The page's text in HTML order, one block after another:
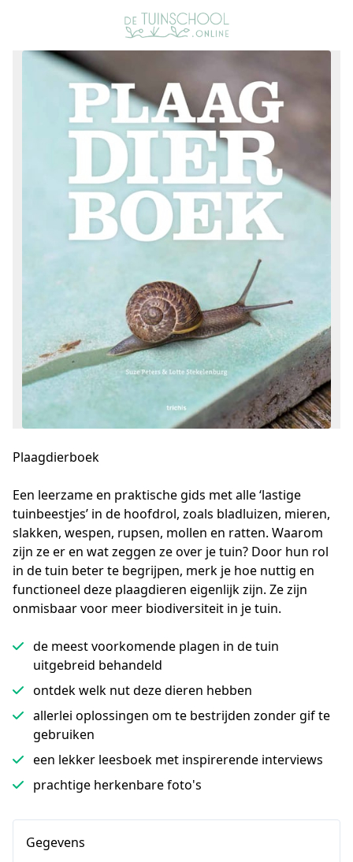
Plaagdierboek
Een leerzame en praktische gids met alle ‘lastige
tuinbeestjes’ in de hoofdrol, zoals bladluizen, mieren,
slakken, wespen, rupsen, mollen en ratten. Waarom
zijn ze er en wat zeggen ze over je tuin? Door hun rol
in de tuin beter te begrijpen, merk je hoe nuttig en
functioneel deze plaagdieren eigenlijk zijn. Ze zijn
onmisbaar voor meer biodiversiteit in je tuin.
de meest voorkomende plagen in de tuin
uitgebreid behandeld
ontdek welk nut deze dieren hebben
allerlei oplossingen om te bestrijden zonder gif te
gebruiken
een lekker leesboek met inspirerende interviews
prachtige herkenbare foto's
Gegevens